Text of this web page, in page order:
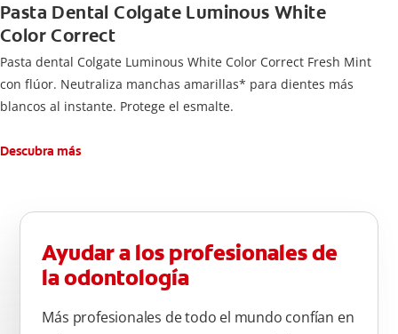
Pasta Dental Colgate Luminous White
Color Correct
Pasta dental Colgate Luminous White Color Correct Fresh Mint
con flúor. Neutraliza manchas amarillas* para dientes más
blancos al instante. Protege el esmalte.
Descubra más
Ayudar a los profesionales de
la odontología
Más profesionales de todo el mundo confían en